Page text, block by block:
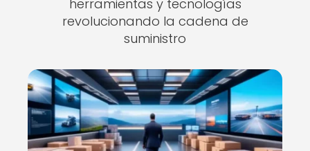
herramientas y tecnologías
revolucionando la cadena de
suministro